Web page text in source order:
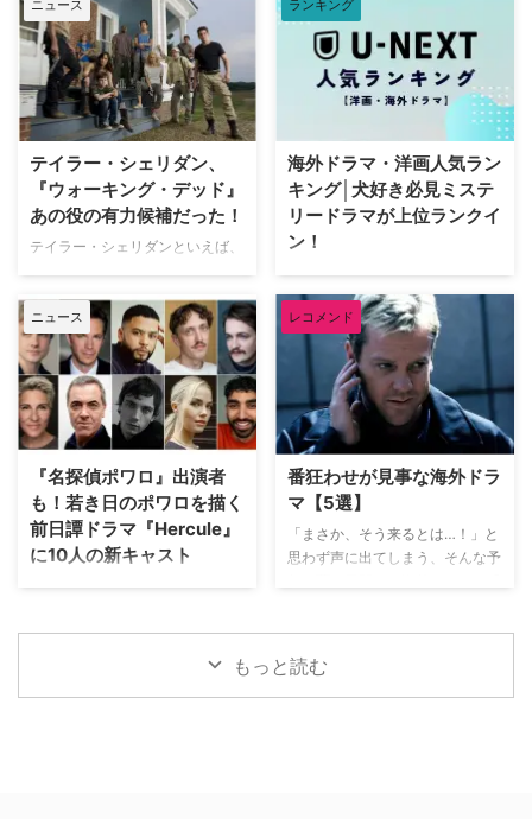
像ソフトメーカーの米Criterion社
による人気企画「Criterion
Closet」に登場した。数多の名作
映画のDVDやBlu-rayが並ぶ夢の
ようなクローゼットを訪れたデヴ
ィッドは、自身が幼少期や俳優人
映画をピックアップ。その魅力を
熱く語った。 『バンデットQ』か
らオロノ劇の名作まで！独自のセ
ンスで選ぶ名作群 最初に彼が手
…
クリスティーによる小説をもとに
した『アガサ・クリスティー 無
実はさいなむ』が、NHK BSプレ
ミアム4Kにて8月10日（月）放送
スタート。 犯人はほかにいる…？
1958年に発表され、1984年に
『ドーバー海峡殺人事件』という
邦題で映画が作られたことも。そ
の際には、ドナルド・サザーラン
ド、フェイ・ダナウェイ、クリス
トファー・プラマーなどが出演し
ていた。 今回のドラマ版のキャ
ストには、過去にクリスティー作
品に出演したことのある顔ぶれが
多数含まれてい …
ニュース
テイラー・シェリダン、
『ウォーキング・デッド』
あの役の有力候補だった！
テイラー・シェリダンといえば、
『ウォーキング・デッド』で俳優
としてブレイクしていた可能性も
あるようだ。 「あと一歩で逃し
た役」のおかげで救われる 2018
年に始まった『イエローストー
ン』をはじめ、『メイヤー・オ
キング』『特殊作戦部隊：ライオ
ネス』『ランドマン』など、クリ
エイターとして次々とヒットドラ
マを生み出してきたシェリダン。
ランキング
海外ドラマ・洋画人気ラン
キング│犬好き必見ミステ
リードラマが上位ランクイ
ン！
動画配信サービスのU-NEXT（ユ
ーネクスト）で配信中の海外ドラ
マ・洋画人気ランキングをご紹
介。 海外ドラマ人気ランキング
トップ20【2026年7月】 2026年
7月のU-NEXTで人気の海外ドラ
マランキングトップ20は以下の
通り。 ハウス・オブ・ザ・ドラ
ゲーム・オブ・スローンズ 第一
章：七王国戦記【U-NEXT独占】
ハドソン＆レックス ～セントジ
ョンズ警察シェパード犬刑事 シ
1【U-N …
ニュース
『名探偵ポワロ』出演者
も！若き日のポワロを描く
前日譚ドラマ『Hercule』
に10人の新キャスト
英BBCが“ミステリーの女王”アガ
名なキャラクター、エルキュー
ル・ポワロの若き頃を追う新作ド
中なのは、当サイトでお伝えして
レコメンド
番狂わせが見事な海外ドラ
マ【5選】
「まさか、そう来るとは…！」と
思わず声に出てしまう、そんな予
うことも。そんな予想を鮮やかに
裏切る番狂わせが見事な海外ドラ
もっと読む